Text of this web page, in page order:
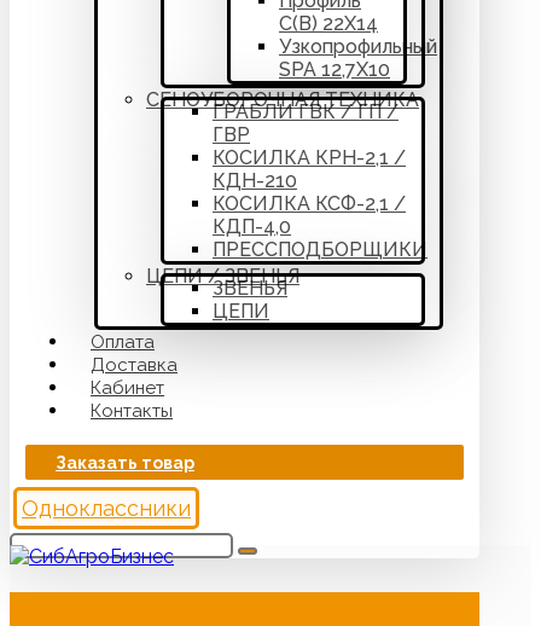
С(В) 22Х14
Узкопрофильный
SPA 12,7Х10
СЕНОУБОРОЧНАЯ ТЕХНИКА
ГРАБЛИ ГВК / ГП /
ГВР
КОСИЛКА КРН-2,1 /
КДН-210
КОСИЛКА КСФ-2,1 /
КДП-4,0
ПРЕССПОДБОРЩИКИ
ЦЕПИ / ЗВЕНЬЯ
ЗВЕНЬЯ
ЦЕПИ
Оплата
Доставка
Кабинет
Контакты
Заказать товар
Одноклассники